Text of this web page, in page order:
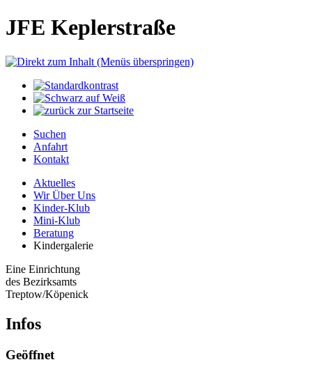
JFE Keplerstraße
Suchen
Anfahrt
Kontakt
Aktuelles
Wir Über Uns
Kinder-Klub
Mini-Klub
Beratung
Kindergalerie
Eine Einrichtung
des Bezirksamts
Treptow/Köpenick
Infos
Geöffnet